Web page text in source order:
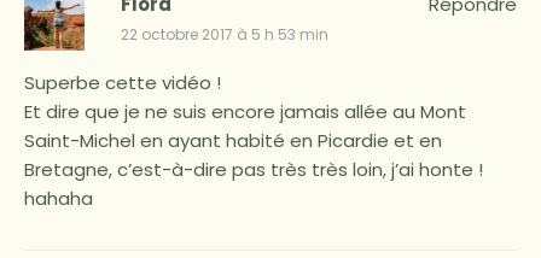
22 octobre 2017 à 5 h 53 min
Superbe cette vidéo !
Et dire que je ne suis encore jamais allée au Mont
Saint-Michel en ayant habité en Picardie et en
Bretagne, c’est-à-dire pas très très loin, j’ai honte !
hahaha